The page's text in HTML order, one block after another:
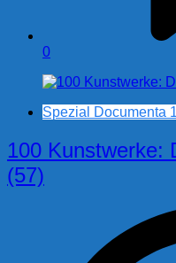
0
Spezial Documenta
100 Kunstwerke:
(57)